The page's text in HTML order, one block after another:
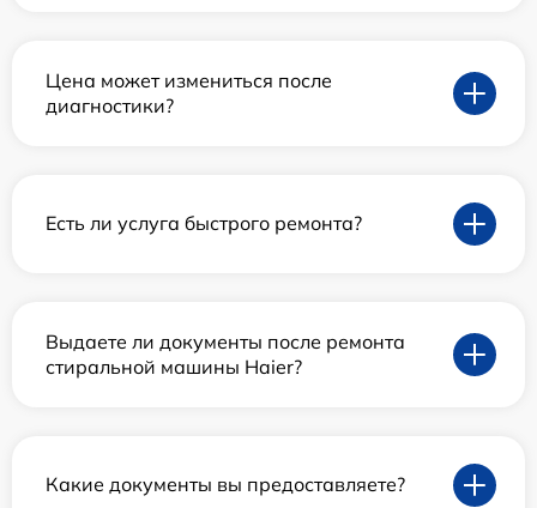
Цена может измениться после
диагностики?
Есть ли услуга быстрого ремонта?
Выдаете ли документы после ремонта
стиральной машины Haier?
Какие документы вы предоставляете?